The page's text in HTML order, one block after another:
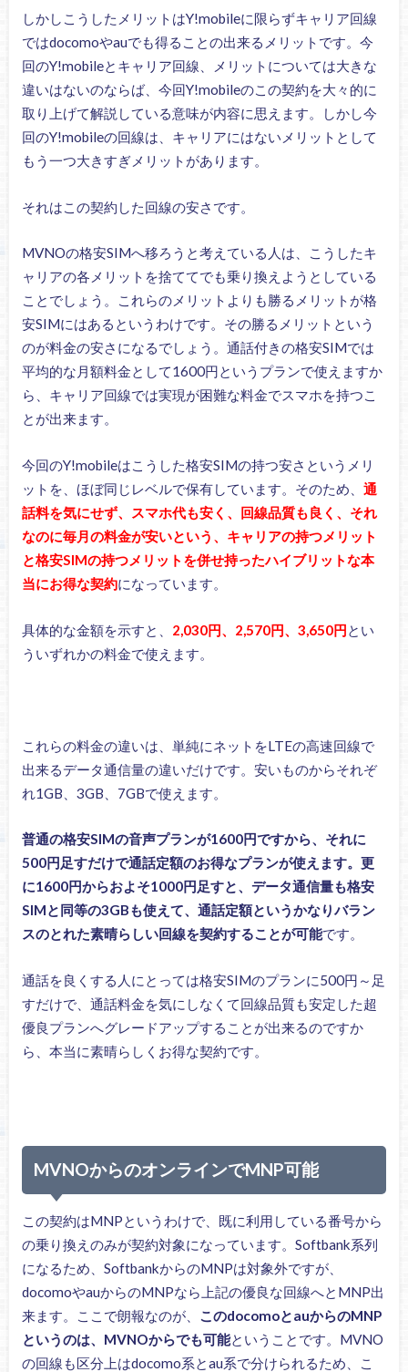
しかしこうしたメリットはY!mobileに限らずキャリア回線
ではdocomoやauでも得ることの出来るメリットです。今
回のY!mobileとキャリア回線、メリットについては大きな
違いはないのならば、今回Y!mobileのこの契約を大々的に
取り上げて解説している意味が内容に思えます。しかし今
回のY!mobileの回線は、キャリアにはないメリットとして
もう一つ大きすぎメリットがあります。
それはこの契約した回線の安さです。
MVNOの格安SIMへ移ろうと考えている人は、こうしたキ
ャリアの各メリットを捨ててでも乗り換えようとしている
ことでしょう。これらのメリットよりも勝るメリットが格
安SIMにはあるというわけです。その勝るメリットという
のが料金の安さになるでしょう。通話付きの格安SIMでは
平均的な月額料金として1600円というプランで使えますか
ら、キャリア回線では実現が困難な料金でスマホを持つこ
とが出来ます。
今回のY!mobileはこうした格安SIMの持つ安さというメリ
ットを、ほぼ同じレベルで保有しています。そのため、 通
話料を気にせず、スマホ代も安く、回線品質も良く、それ
なのに毎月の料金が安いという、キャリアの持つメリット
と格安SIMの持つメリットを併せ持ったハイブリットな本
当にお得な契約になっています。
具体的な金額を示すと、 2,030円、2,570円、3,650円 とい
ういずれかの料金で使えます。
これらの料金の違いは、単純にネットをLTEの高速回線で
出来るデータ通信量の違いだけです。安いものからそれぞ
れ1GB、3GB、7GBで使えます。
普通の格安SIMの音声プランが1600円ですから、それに
500円足すだけで通話定額のお得なプランが使えます。更
に1600円からおよそ1000円足すと、データ通信量も格安
SIMと同等の3GBも使えて、通話定額というかなりバラン
スのとれた素晴らしい回線を契約することが可能です。
通話を良くする人にとっては格安SIMのプランに500円～足
すだけで、通話料金を気にしなくて回線品質も安定した超
優良プランへグレードアップすることが出来るのですか
ら、本当に素晴らしくお得な契約です。
MVNOからのオンラインでMNP可能
この契約はMNPというわけで、既に利用している番号から
の乗り換えのみが契約対象になっています。Softbank系列
になるため、SoftbankからのMNPは対象外ですが、
docomoやauからのMNPなら上記の優良な回線へとMNP出
来ます。ここで朗報なのが、 このdocomoとauからのMNP
というのは、MVNOからでも可能ということです。MVNO
の回線も区分上はdocomo系とau系で分けられるため、こ